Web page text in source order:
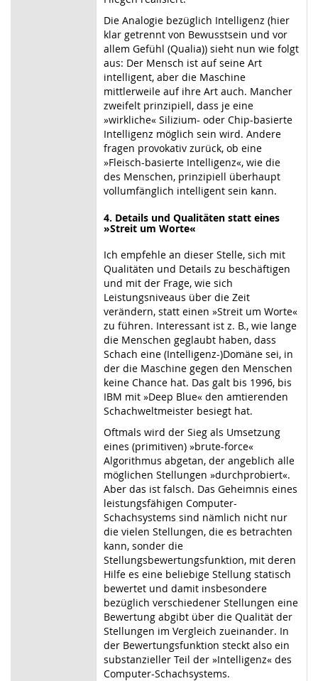
Die Analogie bezüglich Intelligenz (hier
klar getrennt von Bewusstsein und vor
allem Gefühl (Qualia)) sieht nun wie folgt
aus: Der Mensch ist auf seine Art
intelligent, aber die Maschine
mittlerweile auf ihre Art auch. Mancher
zweifelt prinzipiell, dass je eine
»wirkliche« Silizium- oder Chip-basierte
Intelligenz möglich sein wird. Andere
fragen provokativ zurück, ob eine
»Fleisch-basierte Intelligenz«, wie die
des Menschen, prinzipiell überhaupt
vollumfänglich intelligent sein kann.
4. Details und Qualitäten statt eines
»Streit um Worte«
Ich empfehle an dieser Stelle, sich mit
Qualitäten und Details zu beschäftigen
und mit der Frage, wie sich
Leistungsniveaus über die Zeit
verändern, statt einen »Streit um Worte«
zu führen. Interessant ist z. B., wie lange
die Menschen geglaubt haben, dass
Schach eine (Intelligenz-)Domäne sei, in
der die Maschine gegen den Menschen
keine Chance hat. Das galt bis 1996, bis
IBM mit »Deep Blue« den amtierenden
Schachweltmeister besiegt hat.
Oftmals wird der Sieg als Umsetzung
eines (primitiven) »brute-force«
Algorithmus abgetan, der angeblich alle
möglichen Stellungen »durchprobiert«.
Aber das ist falsch. Das Geheimnis eines
leistungsfähigen Computer-
Schachsystems sind nämlich nicht nur
die vielen Stellungen, die es betrachten
kann, sonder die
Stellungsbewertungsfunktion, mit deren
Hilfe es eine beliebige Stellung statisch
bewertet und damit insbesondere
bezüglich verschiedener Stellungen eine
Bewertung abgibt über die Qualität der
Stellungen im Vergleich zueinander. In
der Bewertungsfunktion steckt also ein
substanzieller Teil der »Intelligenz« des
Computer-Schachsystems.